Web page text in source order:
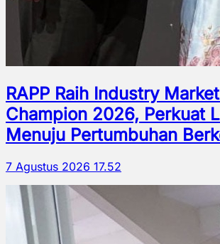
RAPP Raih Industry
Champion 2026, Perkuat
Menuju Pertumbuhan
7 Agustus 2026 17.52